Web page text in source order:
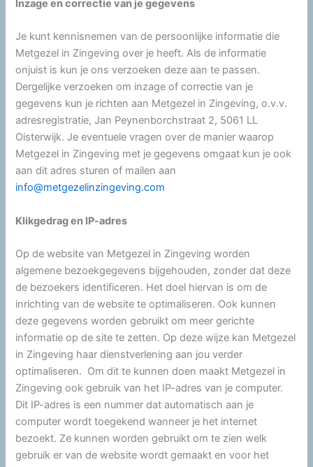
Inzage en correctie van je gegevens
Je kunt kennisnemen van de persoonlijke informatie die
Metgezel in Zingeving over je heeft. Als de informatie
onjuist is kun je ons verzoeken deze aan te passen.
Dergelijke verzoeken om inzage of correctie van je
gegevens kun je richten aan Metgezel in Zingeving, o.v.v.
adresregistratie, Jan Peynenborchstraat 2, 5061 LL
Oisterwijk. Je eventuele vragen over de manier waarop
Metgezel in Zingeving met je gegevens omgaat kun je ook
aan dit adres sturen of mailen aan
info@metgezelinzingeving.com
Klikgedrag en IP-adres
Op de website van Metgezel in Zingeving worden
algemene bezoekgegevens bijgehouden, zonder dat deze
de bezoekers identificeren. Het doel hiervan is om de
inrichting van de website te optimaliseren. Ook kunnen
deze gegevens worden gebruikt om meer gerichte
informatie op de site te zetten. Op deze wijze kan Metgezel
in Zingeving haar dienstverlening aan jou verder
optimaliseren. Om dit te kunnen doen maakt Metgezel in
Zingeving ook gebruik van het IP-adres van je computer.
Dit IP-adres is een nummer dat automatisch aan je
computer wordt toegekend wanneer je het internet
bezoekt. Ze kunnen worden gebruikt om te zien welk
gebruik er van de website wordt gemaakt en voor het